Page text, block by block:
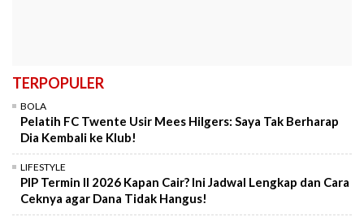
TERPOPULER
BOLA
Pelatih FC Twente Usir Mees Hilgers: Saya Tak Berharap
Dia Kembali ke Klub!
LIFESTYLE
PIP Termin II 2026 Kapan Cair? Ini Jadwal Lengkap dan Cara
Ceknya agar Dana Tidak Hangus!